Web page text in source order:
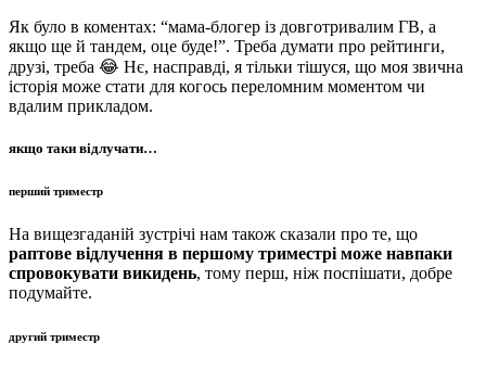
Як було в коментах: “мама-блогер із довготривалим ГВ, а
якщо ще й тандем, оце буде!”. Треба думати про рейтинги,
друзі, треба 😂 Нє, насправді, я тільки тішуся, що моя звична
історія може стати для когось переломним моментом чи
вдалим прикладом.
якщо таки відлучати…
перший триместр
На вищезгаданій зустрічі нам також сказали про те, що
раптове відлучення в першому триместрі може навпаки
спровокувати викидень, тому перш, ніж поспішати, добре
подумайте.
другий триместр